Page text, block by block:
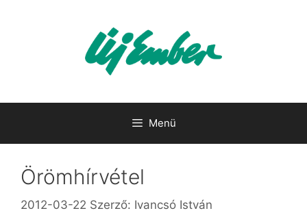
Menü
Örömhírvétel
2012-03-22 Szerző: Ivancsó István